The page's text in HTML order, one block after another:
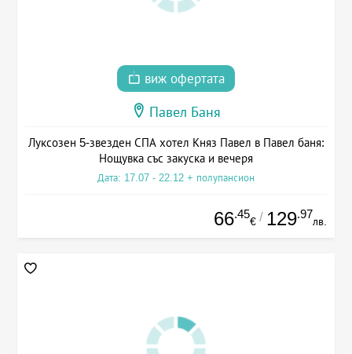
виж офертата
Павел Баня
Луксозен 5-звезден СПА хотел Княз Павел в Павел баня:
Нощувка със закуска и вечеря
Дата: 17.07 - 22.12 + полупансион
66.45
€ / 129.97
лв.